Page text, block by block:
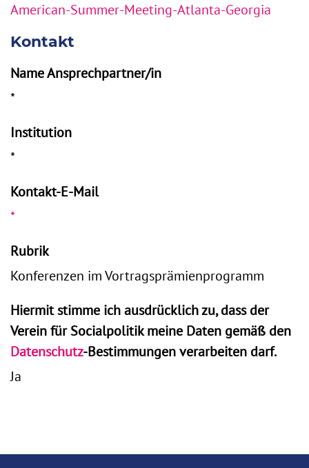
American-Summer-Meeting-Atlanta-Georgia
Kontakt
Name Ansprechpartner/in
*
Institution
*
Kontakt-E-Mail
*
Rubrik
Konferenzen im Vortragsprämienprogramm
Hiermit stimme ich ausdrücklich zu, dass der
Verein für Socialpolitik meine Daten gemäß den
Datenschutz-Bestimmungen verarbeiten darf.
Ja